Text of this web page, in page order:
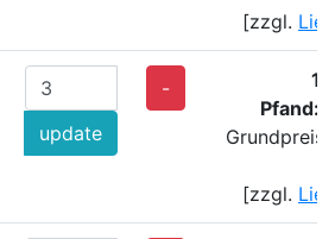
[zzgl.
update
-
Pfand:
Grundpreis:
[zzgl.